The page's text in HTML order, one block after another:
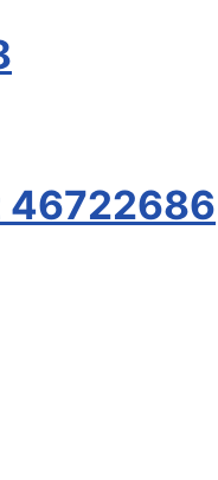
46722686